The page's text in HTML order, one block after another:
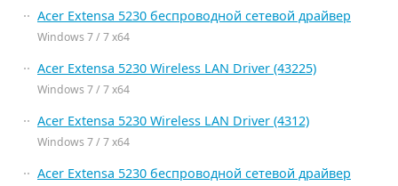
Acer Extensa 5230 беспроводной сетевой драйвер
Windows 7 / 7 x64
Acer Extensa 5230 Wireless LAN Driver (43225)
Windows 7 / 7 x64
Acer Extensa 5230 Wireless LAN Driver (4312)
Windows 7 / 7 x64
Acer Extensa 5230 беспроводной сетевой драйвер